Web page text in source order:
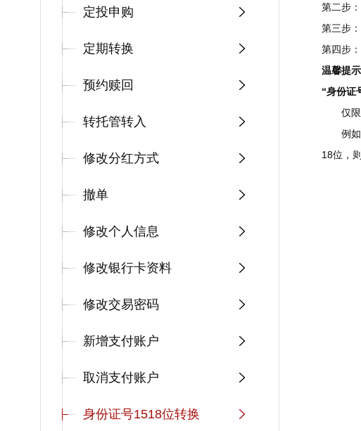
定投申购
定期转换
预约赎回
转托管转入
修改分红方式
撤单
修改个人信息
修改银行卡资料
修改交易密码
新增支付账户
取消支付账户
身份证号1518位转换
第二步：
第三步：
第四步：
温馨提
“身份证
仅限于
例如：
18位，